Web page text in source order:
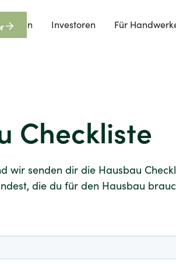
Investoren Für
Checkliste
wir senden dir die Hausbau
die du für den Hausbau